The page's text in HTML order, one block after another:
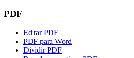
PDF
Editar PDF
PDF para Word
Dividir PDF